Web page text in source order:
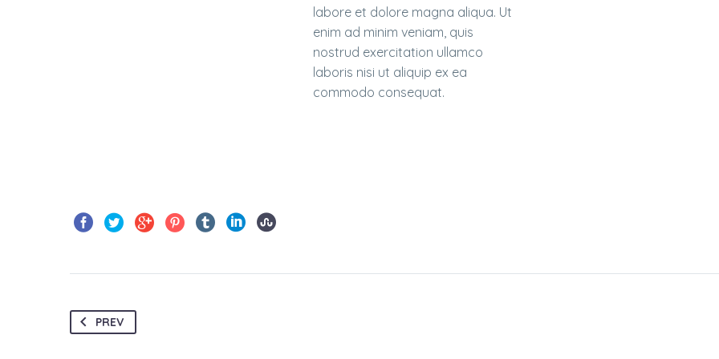
labore et dolore magna aliqua. Ut
enim ad minim veniam, quis
nostrud exercitation ullamco
laboris nisi ut aliquip ex ea
commodo consequat.
PREV